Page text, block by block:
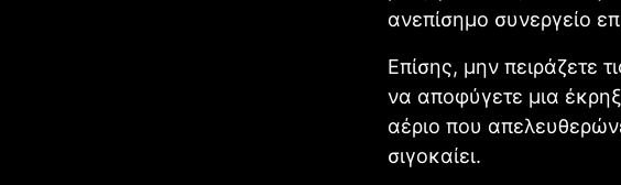
ανεπίσημο συνεργείο
Επίσης, μην πειράζετε
να αποφύγετε μια
αέριο που
σιγοκαίει.